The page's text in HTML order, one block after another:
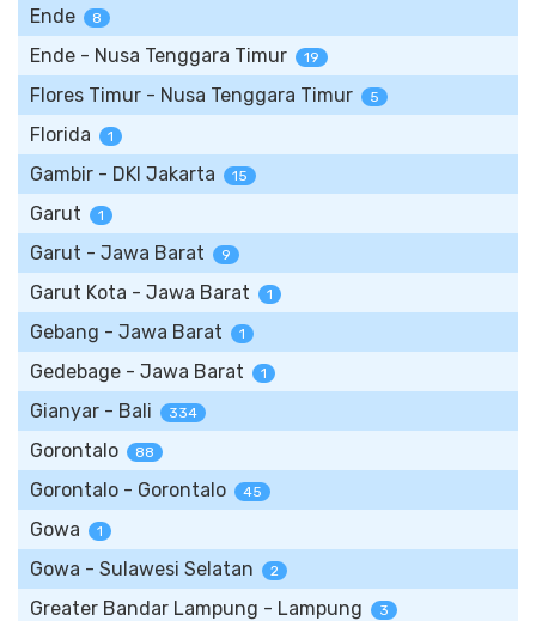
Ende 8
Ende - Nusa Tenggara Timur 19
Flores Timur - Nusa Tenggara Timur 5
Florida 1
Gambir - DKI Jakarta 15
Garut 1
Garut - Jawa Barat 9
Garut Kota - Jawa Barat 1
Gebang - Jawa Barat 1
Gedebage - Jawa Barat 1
Gianyar - Bali 334
Gorontalo 88
Gorontalo - Gorontalo 45
Gowa 1
Gowa - Sulawesi Selatan 2
Greater Bandar Lampung - Lampung 3